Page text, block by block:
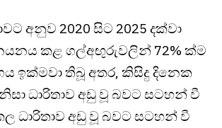
අනුව 2020 සිට 2025 දක්වා
කළ ගල්අඟුරුවලින් 72% ක්ම
ඉක්මවා තිබූ අතර, කිසිදු දිනෙක
ධාරිතාව අඩු වූ බවට සටහන් වී
ධාරිතාව අඩු වූ බවට සටහන් වී